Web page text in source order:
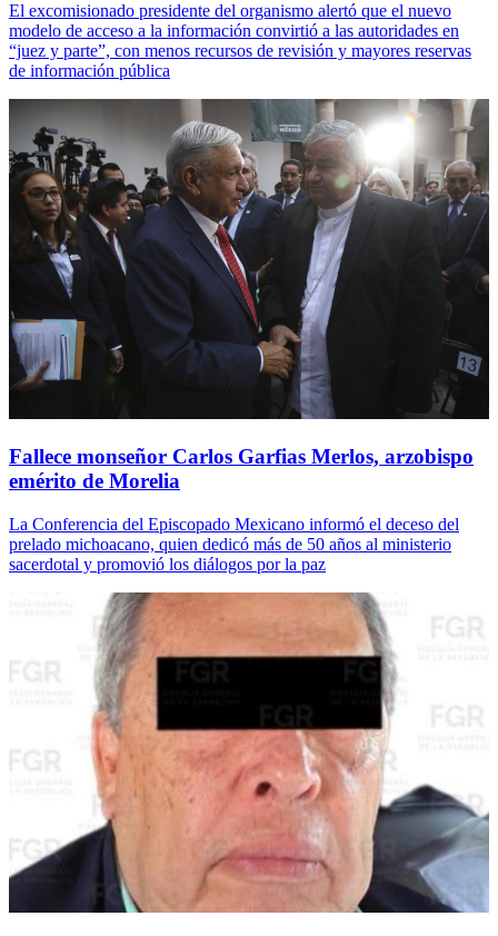
El excomisionado presidente del organismo alertó que el nuevo
modelo de acceso a la información convirtió a las autoridades en
“juez y parte”, con menos recursos de revisión y mayores reservas
de información pública
Fallece monseñor Carlos Garfias Merlos, arzobispo
emérito de Morelia
La Conferencia del Episcopado Mexicano informó el deceso del
prelado michoacano, quien dedicó más de 50 años al ministerio
sacerdotal y promovió los diálogos por la paz